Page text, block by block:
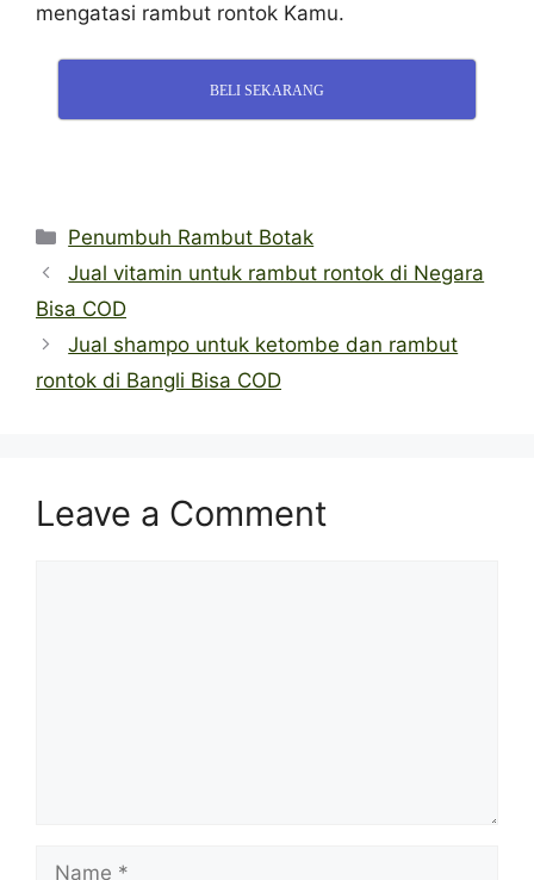
mengatasi rambut rontok Kamu.
BELI SEKARANG
Categories
Penumbuh Rambut Botak
Jual vitamin untuk rambut rontok di Negara
Bisa COD
Jual shampo untuk ketombe dan rambut
rontok di Bangli Bisa COD
Leave a Comment
Name